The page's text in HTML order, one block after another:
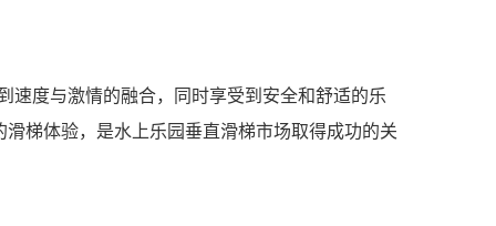
速度与激情的融合，同时享受到安全和舒适的乐
梯体验，是水上乐园垂直滑梯市场取得成功的关